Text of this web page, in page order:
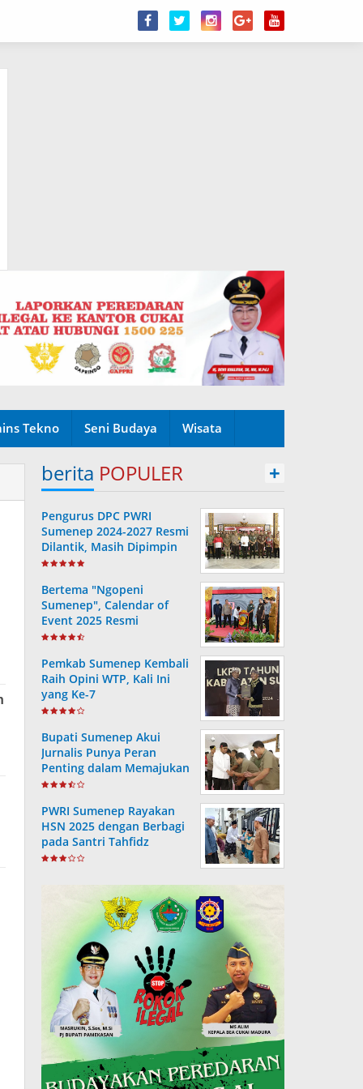
Tekno Seni Budaya Wisata
berita POPULER +
Pengurus DPC PWRI
Sumenep 2024-2027 Resmi
Dilantik, Masih Dipimpin
Rusydiyono
Bertema "Ngopeni
Sumenep", Calendar of
Event 2025 Resmi
Diluncurkan
Pemkab Sumenep Kembali
Raih Opini WTP, Kali Ini
yang Ke-7
Bupati Sumenep Akui
Jurnalis Punya Peran
Penting dalam Memajukan
Daerah
PWRI Sumenep Rayakan
HSN 2025 dengan Berbagi
pada Santri Tahfidz